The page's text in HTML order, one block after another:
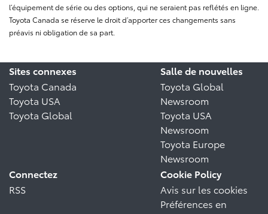
l’équipement de série ou des options, qui ne seraient pas reflétés en ligne.
Toyota Canada se réserve le droit d’apporter ces changements sans
préavis ni obligation de sa part.
Sites connexes
Toyota Canada
Toyota USA
Toyota Global
Salle de nouvelles
Toyota Global
Newsroom
Toyota USA
Newsroom
Toyota Europe
Newsroom
Connectez
RSS
Cookie Policy
Avis sur les cookies
Préférences en